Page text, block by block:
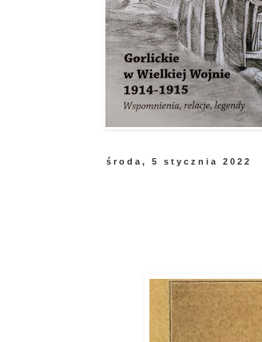
środa, 5 stycznia 2022